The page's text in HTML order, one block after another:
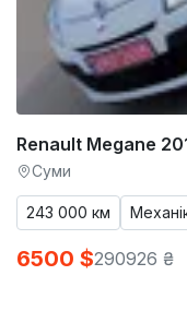
Renault Megane
Суми
243 000 км
6500 $290926 ₴